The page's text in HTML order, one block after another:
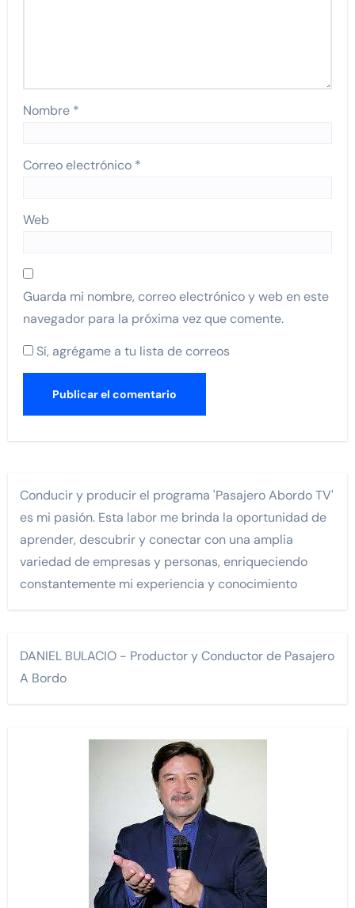
Nombre *
Correo electrónico *
Web
Guarda mi nombre, correo electrónico y web en este
navegador para la próxima vez que comente.
Sí, agrégame a tu lista de correos
Conducir y producir el programa 'Pasajero Abordo TV'
es mi pasión. Esta labor me brinda la oportunidad de
aprender, descubrir y conectar con una amplia
variedad de empresas y personas, enriqueciendo
constantemente mi experiencia y conocimiento
DANIEL BULACIO - Productor y Conductor de Pasajero
A Bordo